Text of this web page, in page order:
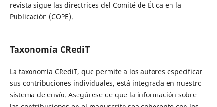
revista sigue las directrices del Comité de Ética en la
Publicación (COPE).
Taxonomía CRediT
La taxonomía CRediT, que permite a los autores especificar
sus contribuciones individuales, está integrada en nuestro
sistema de envío. Asegúrese de que la información sobre